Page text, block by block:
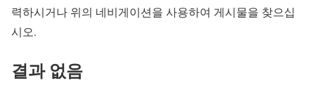
력하시거나 위의 네비게이션을 사용하여 게시물을 찾으십
시오.
결과 없음